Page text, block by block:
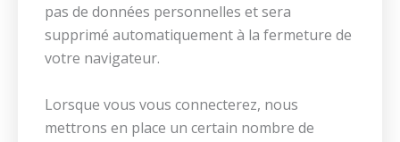
pas de données personnelles et sera
supprimé automatiquement à la fermeture de
votre navigateur.
Lorsque vous vous connecterez, nous
mettrons en place un certain nombre de